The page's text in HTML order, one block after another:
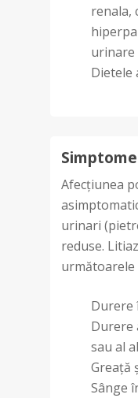
renala,
urinare
Dietele
Afecțiunea
urinari
reduse.
următoarele
Durere
Durere
sau al
Greață
Sânge